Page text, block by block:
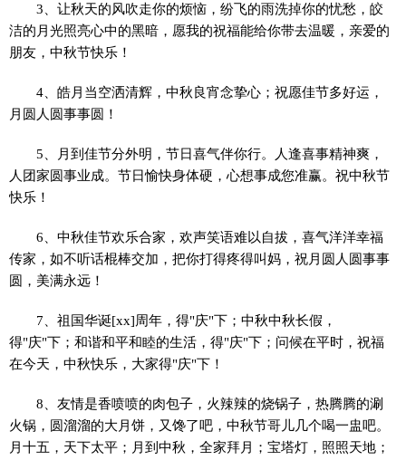
3、让秋天的风吹走你的烦恼，纷飞的雨洗掉你的忧愁，皎
洁的月光照亮心中的黑暗，愿我的祝福能给你带去温暖，亲爱的
朋友，中秋节快乐！
4、皓月当空洒清辉，中秋良宵念挚心；祝愿佳节多好运，
月圆人圆事事圆！
5、月到佳节分外明，节日喜气伴你行。人逢喜事精神爽，
人团家圆事业成。节日愉快身体硬，心想事成您准赢。祝中秋节
快乐！
6、中秋佳节欢乐合家，欢声笑语难以自拔，喜气洋洋幸福
传家，如不听话棍棒交加，把你打得疼得叫妈，祝月圆人圆事事
圆，美满永远！
7、祖国华诞[xx]周年，得"庆"下；中秋中秋长假，
得"庆"下；和谐和平和睦的生活，得"庆"下；问候在平时，祝福
在今天，中秋快乐，大家得"庆"下！
8、友情是香喷喷的肉包子，火辣辣的烧锅子，热腾腾的涮
火锅，圆溜溜的大月饼，又馋了吧，中秋节哥儿几个喝一盅吧。
月十五，天下太平；月到中秋，全家拜月；宝塔灯，照照天地；